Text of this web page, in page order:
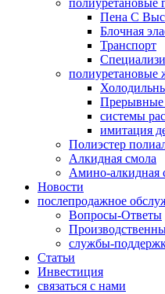
полиуретановые
Пена С
Блочная
Транспорт
полиуретановые
Прерывные
системы
имитация
Полиэстер
Алкидная смола
Амино-алкидная
Новости
послепродажное
Вопросы-Ответы
службы-
Статьи
Инвестиция
связаться с нами